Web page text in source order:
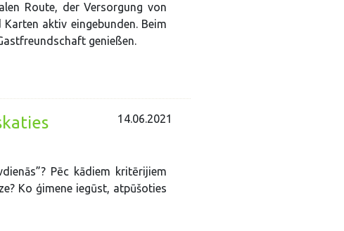
Route, der Versorgung von
aktiv eingebunden. Beim
genießen.
14.06.2021
Pēc kādiem kritērijiem
Ko ģimene iegūst, atpūšoties